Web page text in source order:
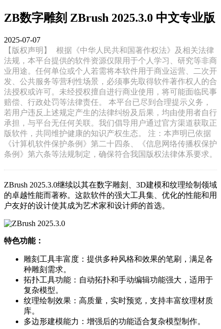
ZB数字雕刻 ZBrush 2025.3.0 中文专业版
2025-07-07
【版权声明】
根据《中华人民共和国著作权法》及相关法律
法规，本平台提供的软件资源仅限用于个人学习、研究等非商
业用途。任何单位或个人若需将本软件用于商业运营、二次开
发、公共服务等营利性场景，必须事先取得软件著作权人的合
法授权或许可。未经授权擅自进行商业使用，将可能面临民事
赔偿、行政处罚等法律责任。 本平台已尽到合理提示义务，
若用户违反上述规定产生的法律纠纷及后果，均由使用者自行
承担，与平台无任何关联。我们倡导用户通过官方渠道获取正
版软件，共同维护健康的知识产权生态。 注：本声明已依据
《计算机软件保护条例》第二十四条、《信息网络传播权保护
条例》第六条等法规制定，确保符合我国版权法律体系要求。
ZBrush 2025.3.0继续以其在数字雕刻、3D建模和纹理绘制领域
的卓越性能而著称。这款软件的强大工具集、优化的性能和用
户友好的设计使其成为艺术家和设计师的首选。
特色功能：
雕刻工具丰富度：提供多种风格和效果的笔刷，满足各
种雕刻需求。
拓扑工具功能：自动拓扑和手动编辑功能强大，适用于
复杂模型。
纹理绘制效果：高质量，实时预览，支持丰富纹理材质
库。
多边形建模能力：增强后的功能适合复杂模型制作。